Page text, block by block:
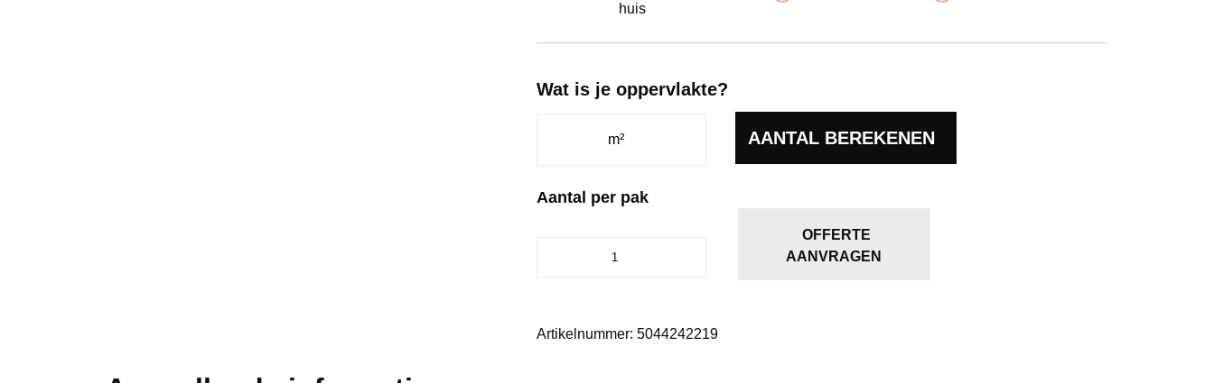
huis
Wat is je oppervlakte?
AANTAL BEREKENEN
Aantal per pak
OFFERTE
AANVRAGEN
Artikelnummer:5044242219